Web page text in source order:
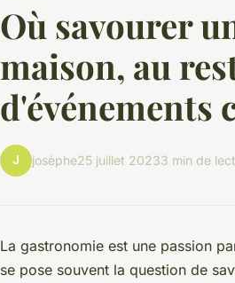
Où savourer
maison, au
d'événements
J josèphe25 juillet 20233 min de
La gastronomie est une passion
se pose souvent la question de